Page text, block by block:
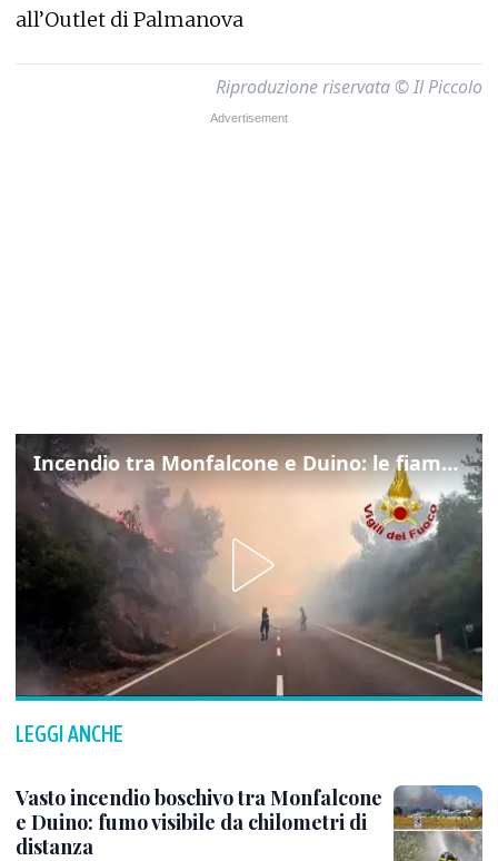
all’Outlet di Palmanova
Riproduzione riservata © Il Piccolo
Incendio tra Monfalcone e Duino: le fiamme lambiscono la strada
LEGGI ANCHE
Vasto incendio boschivo tra Monfalcone
e Duino: fumo visibile da chilometri di
distanza